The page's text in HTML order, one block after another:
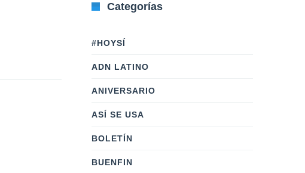
Categorías
#HOYSÍ
ADN LATINO
ANIVERSARIO
ASÍ SE USA
BOLETÍN
BUENFIN